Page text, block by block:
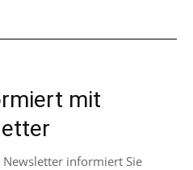
mit
informiert Sie